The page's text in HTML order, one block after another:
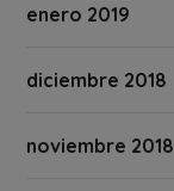
enero 2019
diciembre 2018
noviembre 2018